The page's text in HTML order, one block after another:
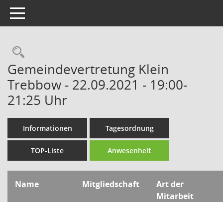
Toggle navigation
Rechercheauswahl
Gemeindevertretung Klein
Trebbow - 22.09.2021 - 19:00-
21:25 Uhr
Informationen Tagesordnung
TOP-Liste Anwesenheit
Name Mitgliedschaft
Art der
Mitarbeit